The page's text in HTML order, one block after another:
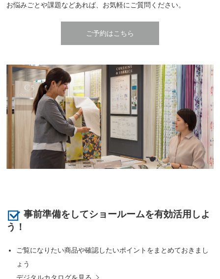
お悩みごとや課題などあれば、お気軽にご質問ください。
ご予約はこちら
事前準備をしてショールームを有効活用しよ
う！
ご覧になりたい商品や確認したいポイントをまとめておきまし
ょう